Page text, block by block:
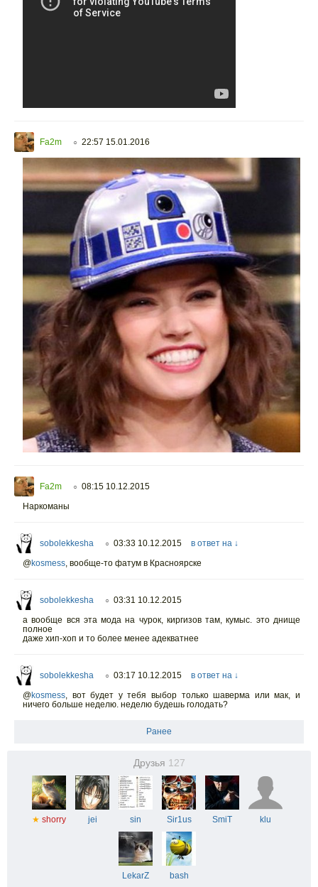
Fa2m ○ 22:57 15.01.2016
Fa2m ○ 08:15 10.12.2015
Наркоманы
sobolekkesha ○ 03:33 10.12.2015
в ответ на ↓
@kosmess, вообще-то фатум в Красноярске
sobolekkesha ○ 03:31 10.12.2015
а вообще вся эта мода на чурок, киргизов там, кумыс. это днище
полное
даже хип-хоп и то более менее адекватнее
sobolekkesha ○ 03:17 10.12.2015
в ответ на ↓
@kosmess, вот будет у тебя выбор только шаверма или мак, и
ничего больше неделю. неделю будешь голодать?
Ранее
Друзья 127
★ shorry jei sin Sir1us SmiT klu
LekarZ bash